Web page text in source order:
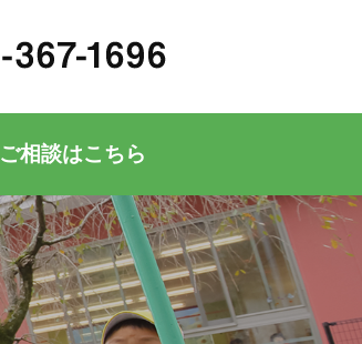
ご相談はこちら